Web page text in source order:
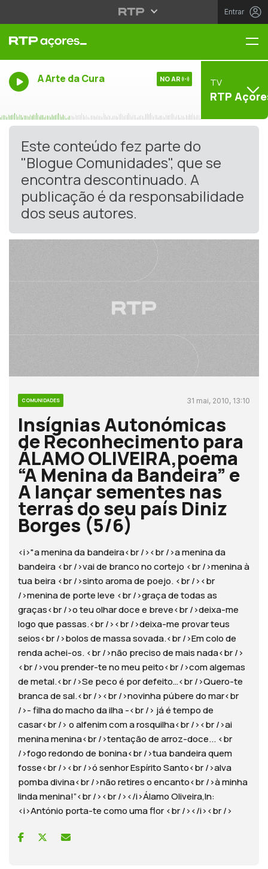
Entrar
A Arte da Cura NO AR TV
RTP
Este conteúdo fez parte do
"Blogue Comunidades", que se
encontra descontinuado. A
publicação é da responsabilidade
dos seus autores.
COMUNIDADES 31 mai, 2010, 13:10
Insígnias Autonómicas
de Reconhecimento para
ÁLAMO OLIVEIRA,poema
“A Menina da Bandeira” e
A lançar sementes nas
terras do seu país Diniz
Borges (5/6)
<i>"a menina da bandeira<br /><br />a menina da
bandeira <br />vai de branco no cortejo <br />menina à
tua beira <br />sinto aroma de poejo. <br /><br
/>menina de porte leve <br />graça de todas as
graças<br />o teu olhar doce e breve<br />deixa-me
logo que passas.<br /><br />deixa-me provar teus
seios<br />bolos de massa sovada.<br />Em colo de
renda achei-os. <br />não preciso de mais nada<br />
<br />vou prender-te no meu peito<br />com algemas
de metal.<br />Se peco é por defeito…<br />Quero-te
branca de sal.<br /><br />novinha púbere do mar<br
/>- filha do macho da ilha -<br /> já é tempo de
casar<br /> o alfenim com a rosquilha<br /><br />ai
menina menina<br />tentação de arroz-doce... <br
/>fogo redondo de bonina<br />tua bandeira quem
fosse<br /><br />ó senhor Espírito Santo<br />alva
pomba divina<br />não retires o encanto<br />à minha
linda menina!”<br /><br /></i>Álamo Oliveira,In:
<i>António porta-te como uma flor <br /></i><br />